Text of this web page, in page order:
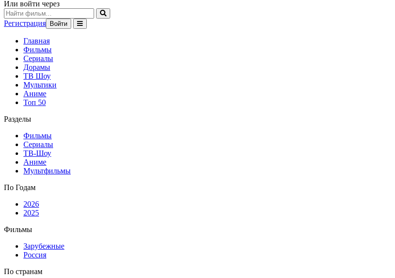
Или войти через
Регистрация Войти
Главная
Фильмы
Сериалы
Дорамы
ТВ Шоу
Мультики
Аниме
Топ 50
Разделы
Фильмы
Сериалы
ТВ-Шоу
Аниме
Мультфильмы
По Годам
2026
2025
Фильмы
Зарубежные
Россия
По странам